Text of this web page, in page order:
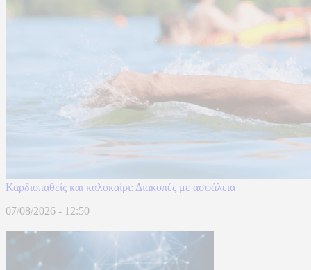
Καρδιοπαθείς και καλοκαίρι: Διακοπές με ασφάλεια
07/08/2026 - 12:50